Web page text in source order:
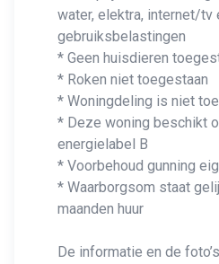
water, elektra, internet/tv
gebruiksbelastingen
* Geen huisdieren
* Roken niet toegestaan
* Woningdeling is niet
* Deze woning beschikt
energielabel B
* Voorbehoud gunning
* Waarborgsom staat
maanden huur
De informatie en de